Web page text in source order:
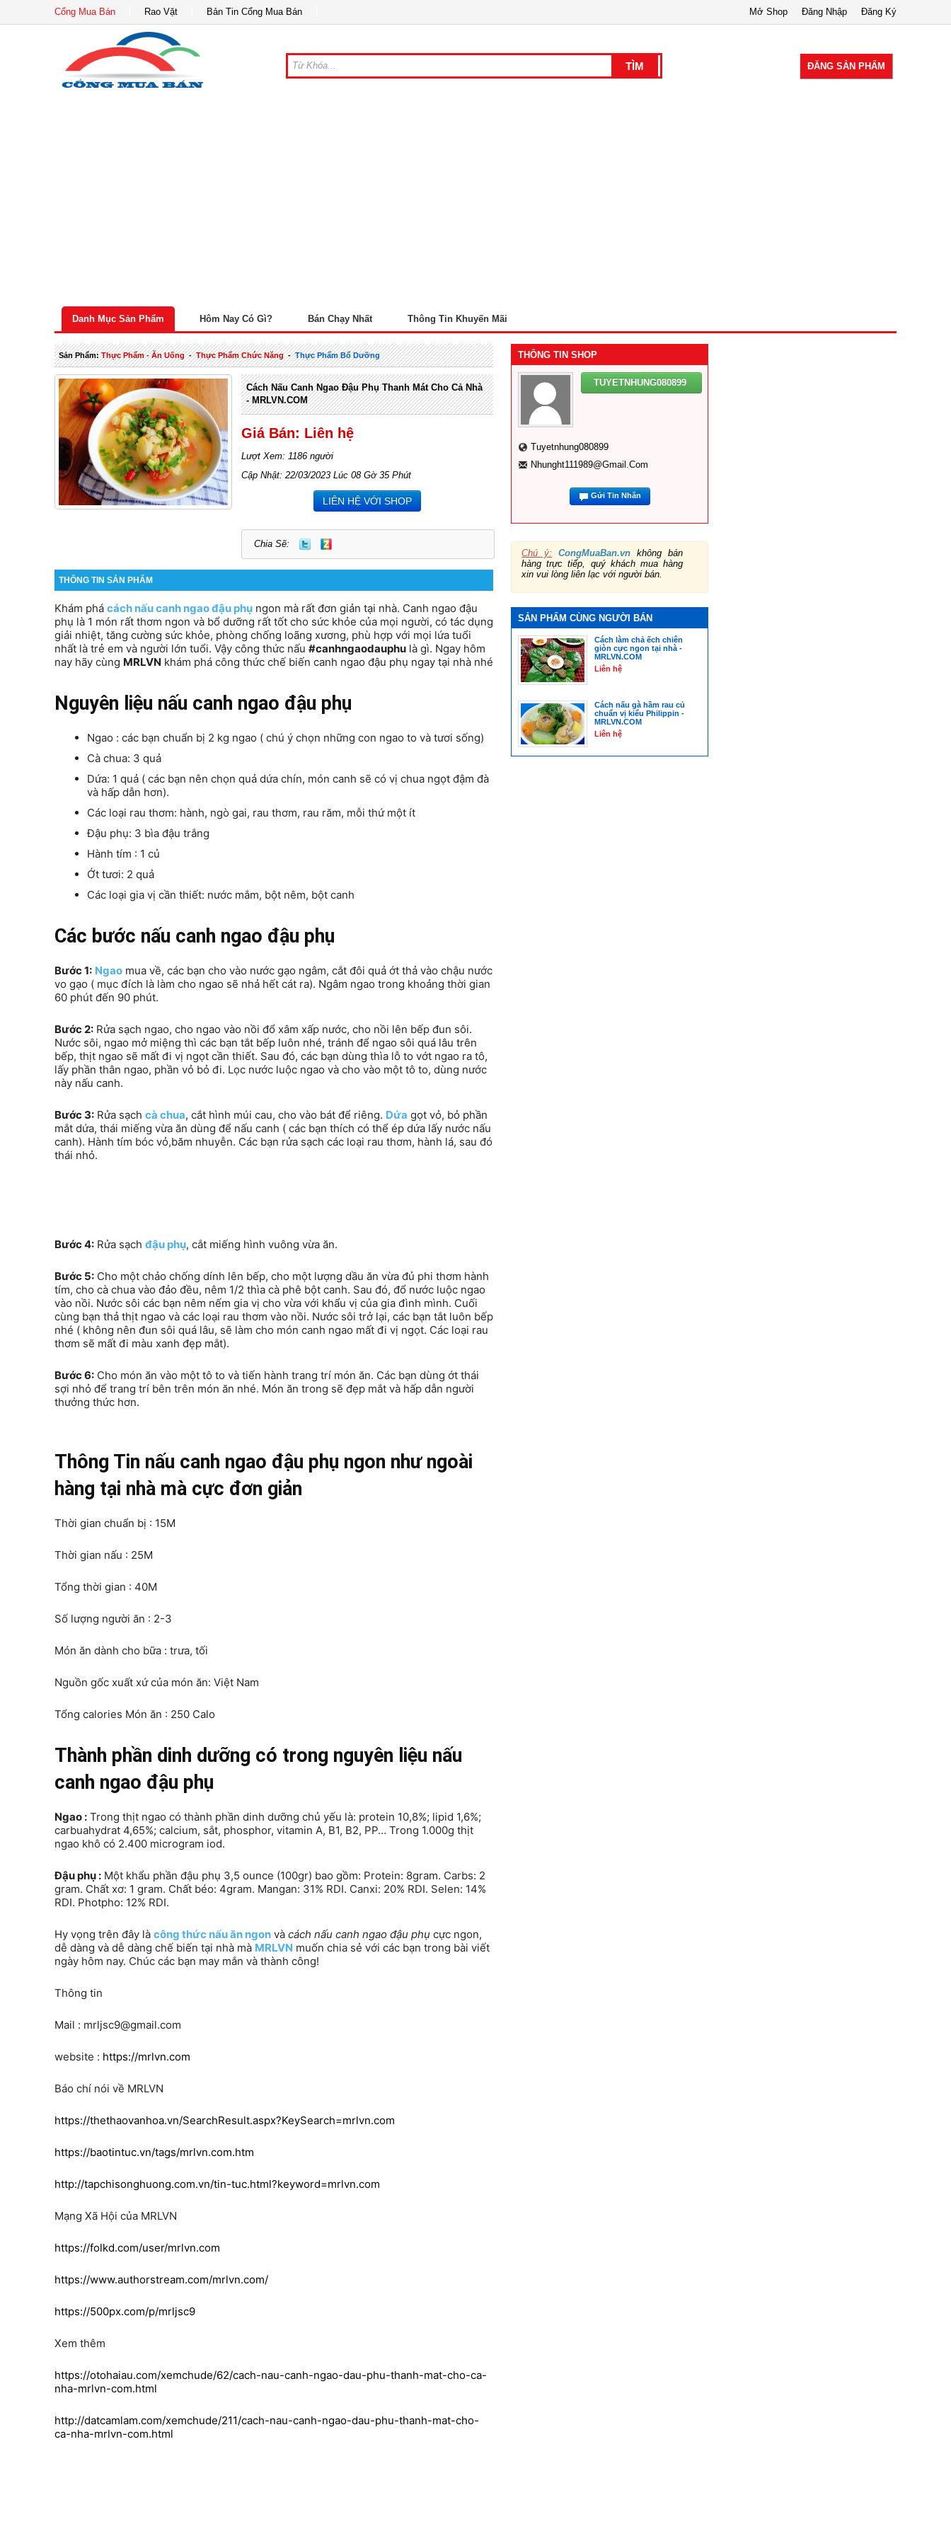
Cổng Mua Bán Rao Vặt Bản Tin Cổng Mua Bán Đăng Ký
Đăng Nhập
Mở Shop
ĐĂNG SẢN PHẨM
Danh Mục Sản Phẩm Hôm Nay Có Gì? Bán Chạy Nhất Thông Tin Khuyến Mãi
Sản Phẩm:Thực Phẩm - Ăn Uống-Thực Phẩm Chức Năng-Thực Phẩm Bổ Dưỡng
Cách Nấu Canh Ngao Đậu Phụ Thanh Mát Cho Cả Nhà
- MRLVN.COM
Giá Bán: Liên hệ
Lượt Xem: 1186 người
Cập Nhật: 22/03/2023 Lúc 08 Gờ 35 Phút
LIÊN HỆ VỚI SHOP
Chia Sẽ:
THÔNG TIN SẢN PHẨM
Khám phá cách nấu canh ngao đậu phụ ngon mà rất đơn giản tại nhà. Canh ngao đậu
phụ là 1 món rất thơm ngon và bổ dưỡng rất tốt cho sức khỏe của mọi người, có tác dụng
giải nhiệt, tăng cường sức khỏe, phòng chống loãng xương, phù hợp với mọi lứa tuổi
nhất là trẻ em và người lớn tuổi. Vậy công thức nấu #canhngaodauphu là gì. Ngay hôm
nay hãy cùng MRLVN khám phá công thức chế biến canh ngao đậu phụ ngay tại nhà nhé
Nguyên liệu nấu canh ngao đậu phụ
Ngao : các bạn chuẩn bị 2 kg ngao ( chú ý chọn những con ngao to và tươi sống)
Cà chua: 3 quả
Dứa: 1 quả ( các bạn nên chọn quả dứa chín, món canh sẽ có vị chua ngọt đậm đà
và hấp dẫn hơn).
Các loại rau thơm: hành, ngò gai, rau thơm, rau răm, mỗi thứ một ít
Đậu phụ: 3 bìa đậu trắng
Hành tím : 1 củ
Ớt tươi: 2 quả
Các loại gia vị cần thiết: nước mắm, bột nêm, bột canh
Các bước nấu canh ngao đậu phụ
Bước 1: Ngao mua về, các bạn cho vào nước gạo ngâm, cắt đôi quả ớt thả vào chậu nước
vo gạo ( mục đích là làm cho ngao sẽ nhả hết cát ra). Ngâm ngao trong khoảng thời gian
60 phút đến 90 phút.
Bước 2: Rửa sạch ngao, cho ngao vào nồi đổ xâm xấp nước, cho nồi lên bếp đun sôi.
Nước sôi, ngao mở miệng thì các bạn tắt bếp luôn nhé, tránh để ngao sôi quá lâu trên
bếp, thịt ngao sẽ mất đi vị ngọt cần thiết. Sau đó, các bạn dùng thìa lỗ to vớt ngao ra tô,
lấy phần thân ngao, phần vỏ bỏ đi. Lọc nước luộc ngao và cho vào một tô to, dùng nước
này nấu canh.
Bước 3: Rửa sạch cà chua, cắt hình múi cau, cho vào bát để riêng. Dứa gọt vỏ, bỏ phần
mắt dứa, thái miếng vừa ăn dùng để nấu canh ( các bạn thích có thể ép dứa lấy nước nấu
canh). Hành tím bóc vỏ,băm nhuyễn. Các bạn rửa sạch các loại rau thơm, hành lá, sau đó
thái nhỏ.
Bước 4: Rửa sạch đậu phụ, cắt miếng hình vuông vừa ăn.
Bước 5: Cho một chảo chống dính lên bếp, cho một lượng dầu ăn vừa đủ phi thơm hành
tím, cho cà chua vào đảo đều, nêm 1/2 thìa cà phê bột canh. Sau đó, đổ nước luộc ngao
vào nồi. Nước sôi các bạn nêm nếm gia vị cho vừa với khẩu vị của gia đình mình. Cuối
cùng bạn thả thịt ngao và các loại rau thơm vào nồi. Nước sôi trở lại, các bạn tắt luôn bếp
nhé ( không nên đun sôi quá lâu, sẽ làm cho món canh ngao mất đi vị ngọt. Các loại rau
thơm sẽ mất đi màu xanh đẹp mắt).
Bước 6: Cho món ăn vào một tô to và tiến hành trang trí món ăn. Các bạn dùng ớt thái
sợi nhỏ để trang trí bên trên món ăn nhé. Món ăn trong sẽ đẹp mắt và hấp dẫn người
thưởng thức hơn.
Thông Tin nấu canh ngao đậu phụ ngon như ngoài
hàng tại nhà mà cực đơn giản
Thời gian chuẩn bị : 15M
Thời gian nấu : 25M
Tổng thời gian : 40M
Số lượng người ăn : 2-3
Món ăn dành cho bữa : trưa, tối
Nguồn gốc xuất xứ của món ăn: Việt Nam
Tổng calories Món ăn : 250 Calo
Thành phần dinh dưỡng có trong nguyên liệu nấu
canh ngao đậu phụ
Ngao : Trong thịt ngao có thành phần dinh dưỡng chủ yếu là: protein 10,8%; lipid 1,6%;
carbuahydrat 4,65%; calcium, sắt, phosphor, vitamin A, B1, B2, PP… Trong 1.000g thịt
ngao khô có 2.400 microgram iod.
Đậu phụ : Một khẩu phần đậu phụ 3,5 ounce (100gr) bao gồm: Protein: 8gram. Carbs: 2
gram. Chất xơ: 1 gram. Chất béo: 4gram. Mangan: 31% RDI. Canxi: 20% RDI. Selen: 14%
RDI. Photpho: 12% RDI.
Hy vọng trên đây là công thức nấu ăn ngon và cách nấu canh ngao đậu phụ cực ngon,
dễ dàng và dễ dàng chế biến tại nhà mà MRLVN muốn chia sẻ với các bạn trong bài viết
ngày hôm nay. Chúc các bạn may mắn và thành công!
Thông tin
Mail : mrljsc9@gmail.com
website : https://mrlvn.com
Báo chí nói về MRLVN
https://thethaovanhoa.vn/SearchResult.aspx?KeySearch=mrlvn.com
https://baotintuc.vn/tags/mrlvn.com.htm
http://tapchisonghuong.com.vn/tin-tuc.html?keyword=mrlvn.com
Mạng Xã Hội của MRLVN
https://folkd.com/user/mrlvn.com
https://www.authorstream.com/mrlvn.com/
https://500px.com/p/mrljsc9
Xem thêm
https://otohaiau.com/xemchude/62/cach-nau-canh-ngao-dau-phu-thanh-mat-cho-ca-
nha-mrlvn-com.html
http://datcamlam.com/xemchude/211/cach-nau-canh-ngao-dau-phu-thanh-mat-cho-
ca-nha-mrlvn-com.html
THÔNG TIN SHOP
TUYETNHUNG080899
Tuyetnhung080899
Nhunght111989@gmail.com
Gửi Tin Nhắn
Chú ý: CongMuaBan.vn không bán
hàng trực tiếp, quý khách mua hàng
xin vui lòng liên lạc với người bán.
SẢN PHẨM CÙNG NGƯỜI BÁN
Cách làm chả ếch chiên
giòn cực ngon tại nhà -
MRLVN.COM
Liên hệ
Cách nấu gà hầm rau củ
chuẩn vị kiểu Philippin -
MRLVN.COM
Liên hệ